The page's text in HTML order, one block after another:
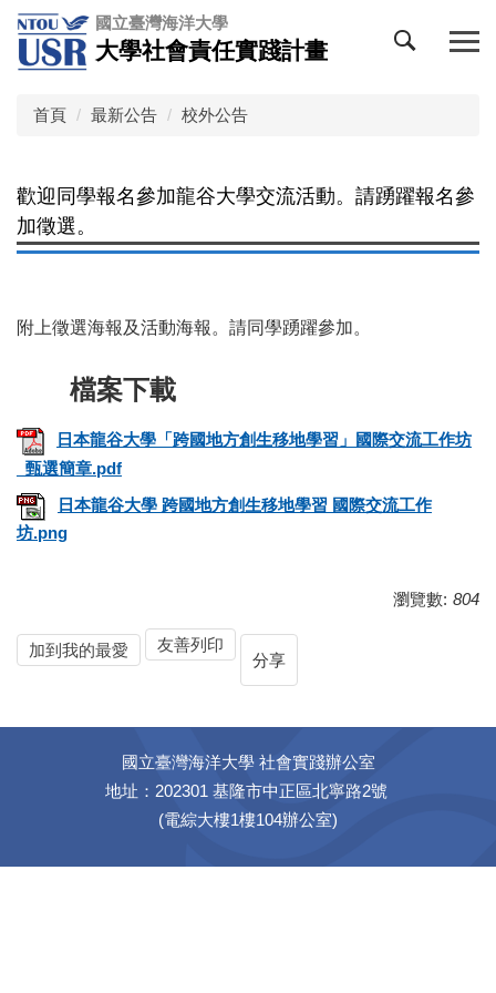
跳
到
主
國立臺灣海洋大學
大學社會責任實踐計畫
首頁 最新公告 校外公告
歡迎同學報名參加龍谷大學交流活動。請踴躍報名參
加徵選。
附上徵選海報及活動海報。請同學踴躍參加。
日本龍谷大學「跨國地方創生移地學習」國際交流工作坊
_甄選簡章.pdf
日本龍谷大學 跨國地方創生移地學習 國際交流工作
坊.png
瀏覽數: 804
加到我的最愛
友善列印
分享
國立臺灣海洋大學 社會實踐辦公室
地址：202301 基隆市中正區北寧路2號
(電綜大樓1樓104辦公室)